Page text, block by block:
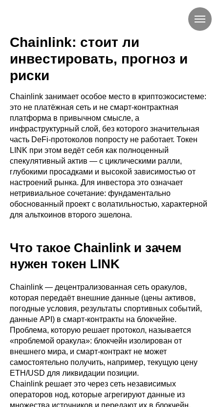
Chainlink: стоит ли
инвестировать, прогноз и
риски
Chainlink занимает особое место в криптоэкосистеме:
это не платёжная сеть и не смарт-контрактная
платформа в привычном смысле, а
инфраструктурный слой, без которого значительная
часть DeFi-протоколов попросту не работает. Токен
LINK при этом ведёт себя как полноценный
спекулятивный актив — с циклическими ралли,
глубокими просадками и высокой зависимостью от
настроений рынка. Для инвестора это означает
нетривиальное сочетание: фундаментально
обоснованный проект с волатильностью, характерной
для альткоинов второго эшелона.
Что такое Chainlink и зачем
нужен токен LINK
Chainlink — децентрализованная сеть оракулов,
которая передаёт внешние данные (цены активов,
погодные условия, результаты спортивных событий,
данные API) в смарт-контракты на блокчейне.
Проблема, которую решает протокол, называется
«проблемой оракула»: блокчейн изолирован от
внешнего мира, и смарт-контракт не может
самостоятельно получить, например, текущую цену
ETH/USD для ликвидации позиции.
Chainlink решает это через сеть независимых
операторов нод, которые агрегируют данные из
множества источников и передают их в блокчейн.